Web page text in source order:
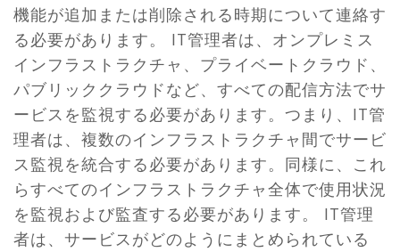
機能が追加または削除される時期について連絡す
る必要があります。 IT管​​理者は、オンプレミス
インフラストラクチャ、プライベートクラウド、
パブリッククラウドなど、すべての配信方法でサ
ービスを監視する必要があります。つまり、IT管
理者は、複数のインフラストラクチャ間でサービ
ス監視を統合する必要があります。同様に、これ
らすべてのインフラストラクチャ全体で使用状況
を監視および監査する必要があります。 IT管​​理
者は、サービスがどのようにまとめられている